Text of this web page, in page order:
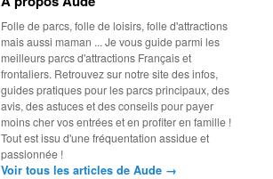
Folle de parcs, folle de loisirs, folle d'attractions
mais aussi maman ... Je vous guide parmi les
meilleurs parcs d'attractions Français et
frontaliers. Retrouvez sur notre site des infos,
guides pratiques pour les parcs principaux, des
avis, des astuces et des conseils pour payer
moins cher vos entrées et en profiter en famille !
Tout est issu d'une fréquentation assidue et
passionnée !
Voir tous les articles de Aude →